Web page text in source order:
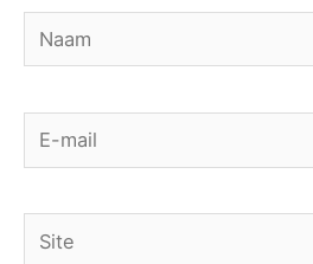
Naam
E-
mail
Site